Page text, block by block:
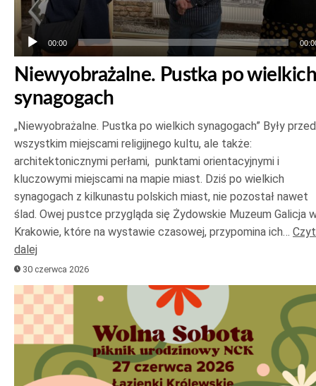
00:00
Niewyobrażalne. Pustka po wielkich
synagogach
„Niewyobrażalne. Pustka po wielkich synagogach” Były
wszystkim miejscami religijnego kultu, ale także:
architektonicznymi perłami, punktami orientacyjnymi i
kluczowymi miejscami na mapie miast. Dziś po wielkich
synagogach z kilkunastu polskich miast, nie pozostał nawet
ślad. Owej pustce przygląda się Żydowskie Muzeum Galicja
Krakowie, które na wystawie czasowej, przypomina ich…
dalej
30 czerwca 2026
Odtwarzacz
plików
dźwiękowych